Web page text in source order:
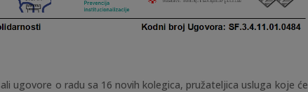
ugovore o radu sa 16 novih kolegica, pružateljica usluga koje će